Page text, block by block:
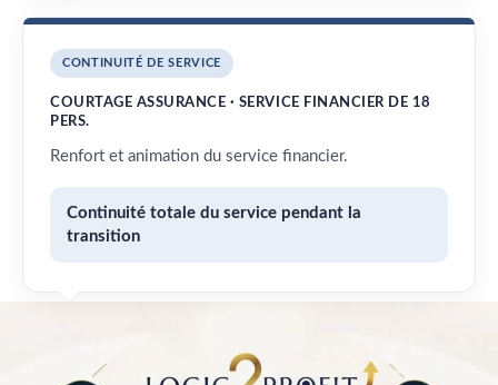
CONTINUITÉ DE SERVICE
COURTAGE ASSURANCE · SERVICE FINANCIER DE 18
PERS.
Renfort et animation du service financier.
Continuité totale du service pendant la
transition